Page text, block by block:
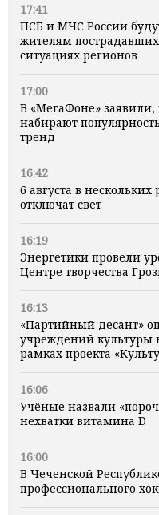
17:41
ПСБ и МЧС России
жителям
ситуациях регионов
17:00
В «МегаФоне»
набирают
тренд
16:42
6 августа в
отключат свет
16:19
Энергетики провели
Центре творчества
16:13
«Партийный десант»
учреждений культуры
рамках проекта
16:06
Учёные назвали
нехватки витамина D
16:00
В Чеченской
профессионального